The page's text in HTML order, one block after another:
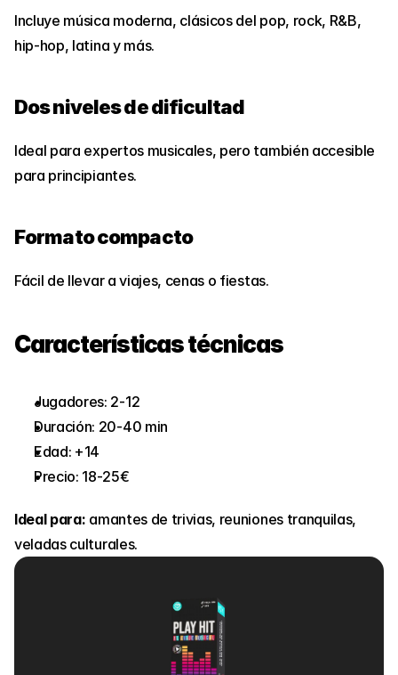
Incluye música moderna, clásicos del pop, rock, R&B,
hip-hop, latina y más.
Dos niveles de dificultad
Ideal para expertos musicales, pero también accesible
para principiantes.
Formato compacto
Fácil de llevar a viajes, cenas o fiestas.
Características técnicas
Jugadores: 2-12
Duración: 20-40 min
Edad: +14
Precio: 18-25€
Ideal para: amantes de trivias, reuniones tranquilas,
veladas culturales.